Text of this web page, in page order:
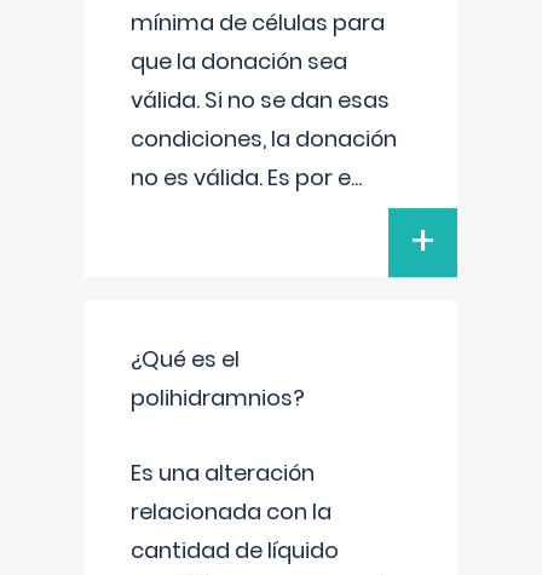
mínima de células para
que la donación sea
válida. Si no se dan esas
condiciones, la donación
no es válida. Es por e...
+
¿Qué es el
polihidramnios?
Es una alteración
relacionada con la
cantidad de líquido